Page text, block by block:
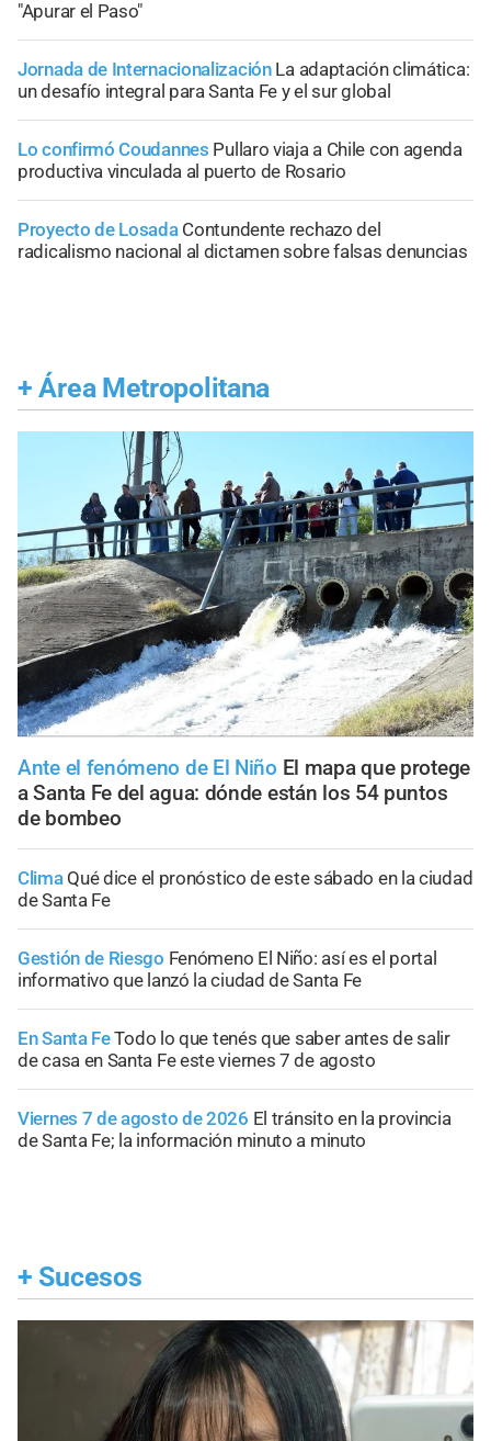
"Apurar el Paso"
Jornada de Internacionalización La adaptación climática:
un desafío integral para Santa Fe y el sur global
Lo confirmó Coudannes Pullaro viaja a Chile con agenda
productiva vinculada al puerto de Rosario
Proyecto de Losada Contundente rechazo del
radicalismo nacional al dictamen sobre falsas denuncias
+ Área Metropolitana
Ante el fenómeno de El Niño El mapa que protege
a Santa Fe del agua: dónde están los 54 puntos
de bombeo
Clima Qué dice el pronóstico de este sábado en la ciudad
de Santa Fe
Gestión de Riesgo Fenómeno El Niño: así es el portal
informativo que lanzó la ciudad de Santa Fe
En Santa FeTodo lo que tenés que saber antes de salir
de casa en Santa Fe este viernes 7 de agosto
Viernes 7 de agosto de 2026 El tránsito en la provincia
de Santa Fe; la información minuto a minuto
+ Sucesos